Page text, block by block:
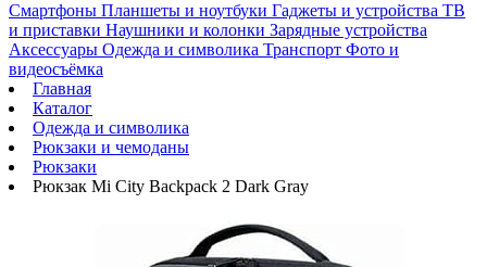
Смартфоны Планшеты и ноутбуки Гаджеты и устройства ТВ
и приставки Наушники и колонки Зарядные устройства
Аксессуары Одежда и символика Транспорт Фото и
видеосъёмка
Главная
Каталог
Одежда и символика
Рюкзаки и чемоданы
Рюкзаки
Рюкзак Mi City Backpack 2 Dark Gray